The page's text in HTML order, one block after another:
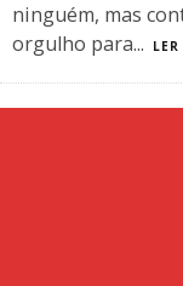
ninguém, mas
orgulho para...